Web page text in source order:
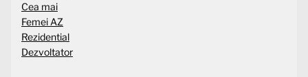
Cea mai
Femei AZ
Rezidential
Dezvoltator